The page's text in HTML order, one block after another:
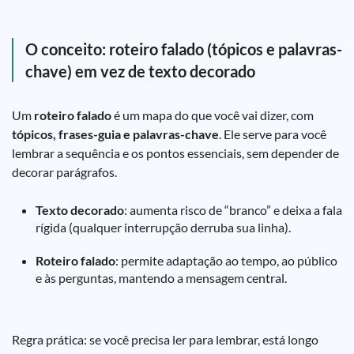
O conceito: roteiro falado (tópicos e palavras-
chave) em vez de texto decorado
Um roteiro faladoé um mapa do que você vai dizer, com
tópicos, frases-guia e palavras-chave. Ele serve para você
lembrar a sequência e os pontos essenciais, sem depender de
decorar parágrafos.
Texto decorado: aumenta risco de “branco” e deixa a fala
rígida (qualquer interrupção derruba sua linha).
Roteiro falado: permite adaptação ao tempo, ao público
e às perguntas, mantendo a mensagem central.
Regra prática: se você precisa ler para lembrar, está longo